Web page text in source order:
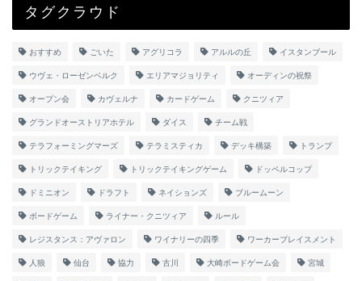
タグクラウド
おすすめ ごいた アグリコラ アルルの丘 イスタンブール
ウヴェ・ローゼンベルク エリアマジョリティ オーディンの祝祭
オープン会 カヴェルナ カードゲーム クニツィア
グランドオーストリアホテル ダイス チーム戦
テラフォーミングマーズ テラミスティカ デッキ構築 トランプ
トリックテイキング トリックテイキングゲーム ドッペルコップ
ドミニオン ドラフト ネイションズ ブルームーン
ボードゲーム ライナー・クニツィア ルール
レジスタンス：アヴァロン ワイナリーの四季 ワーカープレイスメント
人狼 仙台 協力 古川 大崎ボードゲーム会 宮城